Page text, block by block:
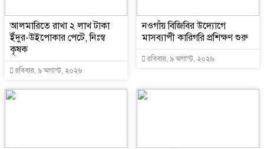
আলমারিতে রাখা ২ লাখ টাকা
ইঁদুর-উইপোকার পেটে, নিঃস্ব
কৃষক
রবিবার, ৯ অগাস্ট, ২০২৬
নওগাঁয় বিজিবির উদ্যোগে
মাসব্যাপী কারিগরি প্রশিক্ষণ শুরু
রবিবার, ৯ অগাস্ট, ২০২৬